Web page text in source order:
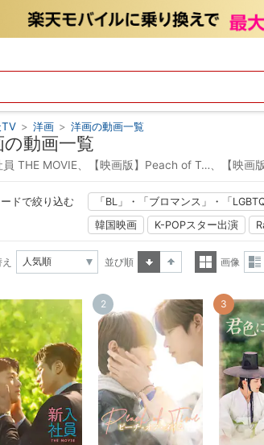
TV > 洋画 > 洋画の動画一覧
の動画一覧
員 THE MOVIE、【映画版】Peach of T…、【映画
ドで絞り込む 「BL」・「ブロマンス」・「
韓国映画
K-POPスター出演
並び順
表示
画像
表示
2 3